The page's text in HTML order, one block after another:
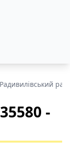
Радивилівський
-